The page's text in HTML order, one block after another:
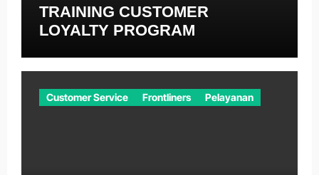
TRAINING CUSTOMER
LOYALTY PROGRAM
Customer Service Frontliners Pelayanan